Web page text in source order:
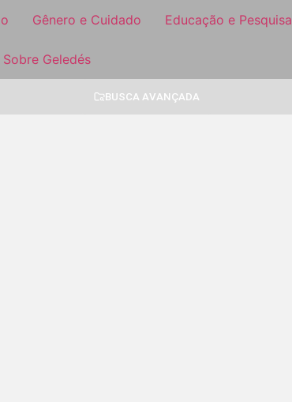
Gênero e Cuidado Educação e Pesquisa
Sobre Geledés
BUSCA AVANÇADA